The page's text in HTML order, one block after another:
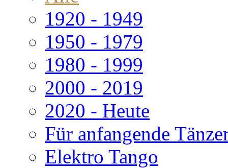
1920 - 1949
1950 - 1979
1980 - 1999
2000 - 2019
2020 - Heute
Für anfangende
Elektro Tango